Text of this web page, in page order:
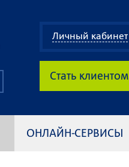
Личный кабинет
Стать клиентом
ОНЛАЙН-СЕРВИСЫ